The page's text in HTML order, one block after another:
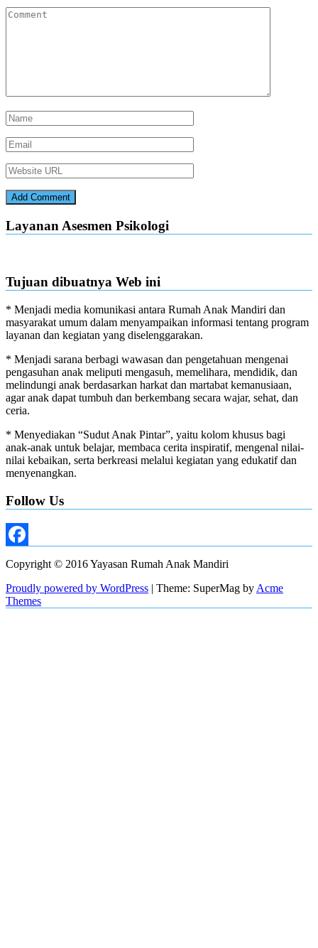
Layanan Asesmen Psikologi
Tujuan dibuatnya Web ini
* Menjadi media komunikasi antara Rumah Anak Mandiri dan
masyarakat umum dalam menyampaikan informasi tentang program
layanan dan kegiatan yang diselenggarakan.
* Menjadi sarana berbagi wawasan dan pengetahuan mengenai
pengasuhan anak meliputi mengasuh, memelihara, mendidik, dan
melindungi anak berdasarkan harkat dan martabat kemanusiaan,
agar anak dapat tumbuh dan berkembang secara wajar, sehat, dan
ceria.
* Menyediakan “Sudut Anak Pintar”, yaitu kolom khusus bagi
anak-anak untuk belajar, membaca cerita inspiratif, mengenal nilai-
nilai kebaikan, serta berkreasi melalui kegiatan yang edukatif dan
menyenangkan.
Follow Us
Copyright © 2016 Yayasan Rumah Anak Mandiri
Proudly powered by WordPress | Theme: SuperMag by Acme
Themes